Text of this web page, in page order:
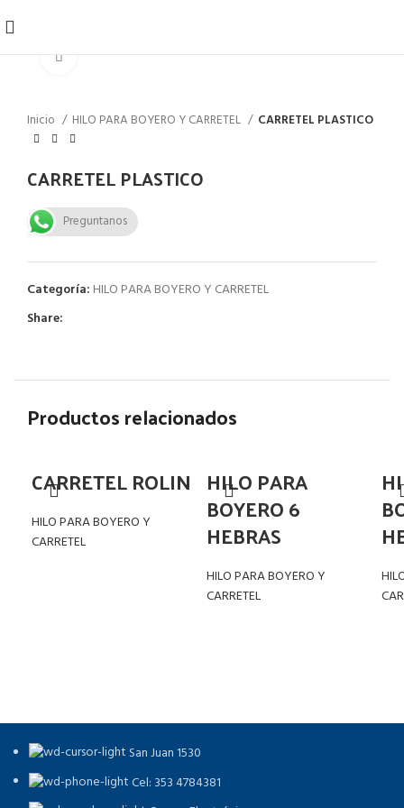
Inicio HILO PARA BOYERO Y CARRETEL CARRETEL PLASTICO
CARRETEL PLASTICO
Preguntanos
Categoría: HILO PARA BOYERO Y CARRETEL
Share:
Productos relacionados
CARRETEL ROLIN
HILO PARA BOYERO Y
CARRETEL
HILO PARA
BOYERO 6
HEBRAS
HILO PARA BOYERO Y
CARRETEL
San Juan 1530
Cel: 353 4784381